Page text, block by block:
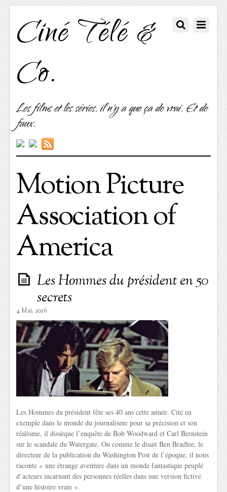
Ciné Télé &
Co.
Les films et les séries, il n'y a que ça de vrai. Et de
faux.
Motion Picture
Association of
America
Les Hommes du président en 50
secrets
4 Mai. 2016
Les Hommes du président fête ses 40 ans cette année. Cité en
exemple dans le monde du journalisme pour sa précision et son
réalisme, il dissèque l’enquête de Bob Woodward et Carl Bernstein
sur le scandale du Watergate. Ou comme le disait Ben Bradlee, le
directeur de la publication du Washington Post de l’époque, il nous
raconte « une étrange aventure dans un monde fantastique peuplé
d’acteurs incarnant des personnes réelles dans une version fictive
d’une histoire vraie ».